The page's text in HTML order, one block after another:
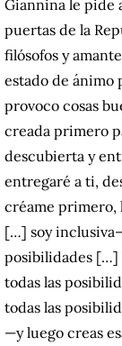
Giannina le pide
puertas de la
filósofos y
estado de ánimo
provoco cosas
creada primero
descubierta y
entregaré a ti,
créame primero,
[…] soy
posibilidades […]
todas las
todas las
—y luego creas